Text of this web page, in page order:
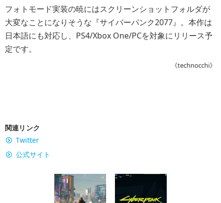
フォトモード実装の暁にはスクリーンショットフォルダが
大変なことになりそうな『サイバーパンク2077』。本作は
日本語にも対応し、PS4/Xbox One/PCを対象にリリース予
定です。
《technocchi》
関連リンク
Twitter
公式サイト